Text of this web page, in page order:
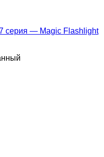
серия — Magic Flashlight